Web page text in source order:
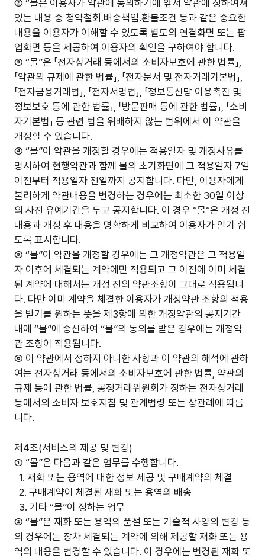
② “몰은 이용자가 약관에 동의하기에 앞서 약관에 정하여져
있는 내용 중 청약철회.배송책임.환불조건 등과 같은 중요한
내용을 이용자가 이해할 수 있도록 별도의 연결화면 또는 팝
업화면 등을 제공하여 이용자의 확인을 구하여야 합니다.
③ “몰”은 「전자상거래 등에서의 소비자보호에 관한 법률」,
「약관의 규제에 관한 법률」, 「전자문서 및 전자거래기본법」,
「전자금융거래법」, 「전자서명법」, 「정보통신망 이용촉진 및
정보보호 등에 관한 법률」, 「방문판매 등에 관한 법률」, 「소비
자기본법」 등 관련 법을 위배하지 않는 범위에서 이 약관을
개정할 수 있습니다.
④ “몰”이 약관을 개정할 경우에는 적용일자 및 개정사유를
명시하여 현행약관과 함께 몰의 초기화면에 그 적용일자 7일
이전부터 적용일자 전일까지 공지합니다. 다만, 이용자에게
불리하게 약관내용을 변경하는 경우에는 최소한 30일 이상
의 사전 유예기간을 두고 공지합니다. 이 경우 “몰“은 개정 전
내용과 개정 후 내용을 명확하게 비교하여 이용자가 알기 쉽
도록 표시합니다.
⑤ “몰”이 약관을 개정할 경우에는 그 개정약관은 그 적용일
자 이후에 체결되는 계약에만 적용되고 그 이전에 이미 체결
된 계약에 대해서는 개정 전의 약관조항이 그대로 적용됩니
다. 다만 이미 계약을 체결한 이용자가 개정약관 조항의 적용
을 받기를 원하는 뜻을 제3항에 의한 개정약관의 공지기간
내에 “몰”에 송신하여 “몰”의 동의를 받은 경우에는 개정약
관 조항이 적용됩니다.
⑥ 이 약관에서 정하지 아니한 사항과 이 약관의 해석에 관하
여는 전자상거래 등에서의 소비자보호에 관한 법률, 약관의
규제 등에 관한 법률, 공정거래위원회가 정하는 전자상거래
등에서의 소비자 보호지침 및 관계법령 또는 상관례에 따릅
니다.
제4조(서비스의 제공 및 변경)
① “몰”은 다음과 같은 업무를 수행합니다.
1. 재화 또는 용역에 대한 정보 제공 및 구매계약의 체결
2. 구매계약이 체결된 재화 또는 용역의 배송
3. 기타 “몰”이 정하는 업무
② “몰”은 재화 또는 용역의 품절 또는 기술적 사양의 변경 등
의 경우에는 장차 체결되는 계약에 의해 제공할 재화 또는 용
역의 내용을 변경할 수 있습니다. 이 경우에는 변경된 재화 또